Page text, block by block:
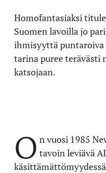
Homofantasiaksi
Suomen lavoilla jo
ihmisyyttä
tarina puree terävästi
katsojaan.
O n vuosi 1985
tavoin leviävä